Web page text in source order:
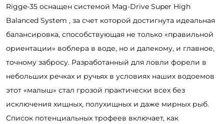
Rigge-35 оснащен системой Mag-Drive Super High
Balanced System , за счет которой достигнута идеальная
балансировка, способствующая не только «правильной
ориентации» воблера в воде, но и далекому, и главное,
точному забросу. Разработанный для ловли форели в
небольших речках и ручьях в условиях наших водоемов
этот «малыш» стал грозой практически всех без
исключения хищных, полухищных и даже мирных рыб.
Список потенциальных трофеев включает, как